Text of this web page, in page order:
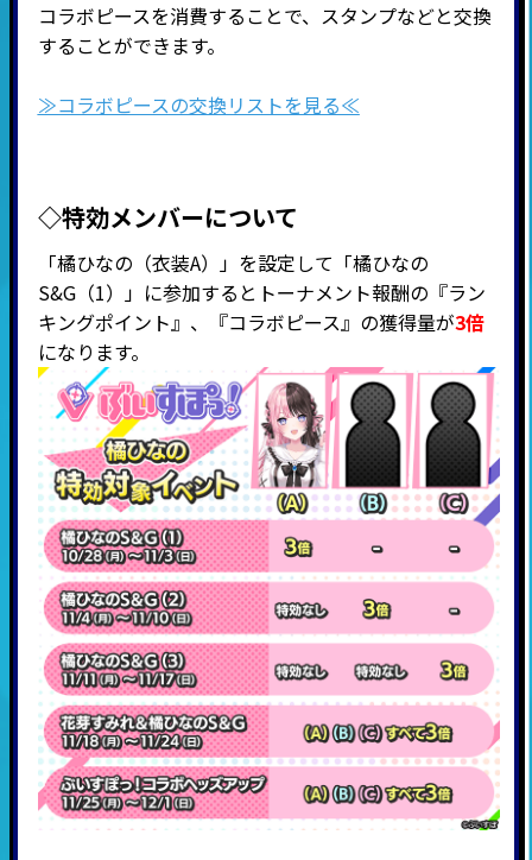
コラボピースを消費することで、スタンプなどと交換
することができます。
≫コラボピースの交換リストを見る≪
◇特効メンバーについて
「橘ひなの（衣装A）」を設定して「橘ひなの
S&G（1）」に参加するとトーナメント報酬の『ラン
キングポイント』、『コラボピース』の獲得量が3倍
になります。